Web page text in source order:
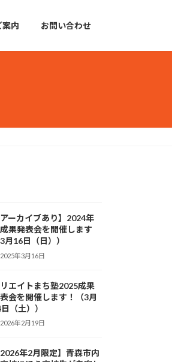
案内 お問い合わせ
アーカイブあり】2024年
果発表会を開催します
3月16日（日））
2025年3月16日
エイトまち塾2025成果
会を開催します！（3月
（土））
2026年2月19日
2026年2月限定】青森市内